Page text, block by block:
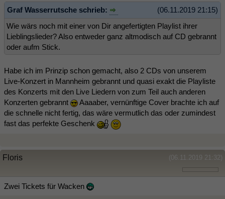
(06.11.2019 21:15)
Graf Wasserrutsche schrieb:
Wie wärs noch mit einer von Dir angefertigten Playlist ihrer
Lieblingslieder? Also entweder ganz altmodisch auf CD gebrannt
oder aufm Stick.
Habe ich im Prinzip schon gemacht, also 2 CDs von unserem
Live-Konzert in Mannheim gebrannt und quasi exakt die Playliste
des Konzerts mit den Live Liedern von zum Teil auch anderen
Konzerten gebrannt
Aaaaber, vernünftige Cover brachte ich auf
die schnelle nicht fertig, das wäre vermutlich das oder zumindest
fast das perfekte Geschenk
(06.11.2019 21:32)
Floris
Zwei Tickets für Wacken